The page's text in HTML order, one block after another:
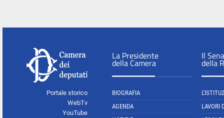
Portale storico
WebTv
YouTube
La Presidente
della Camera
BIOGRAFIA
AGENDA
Il
della
LAVORI